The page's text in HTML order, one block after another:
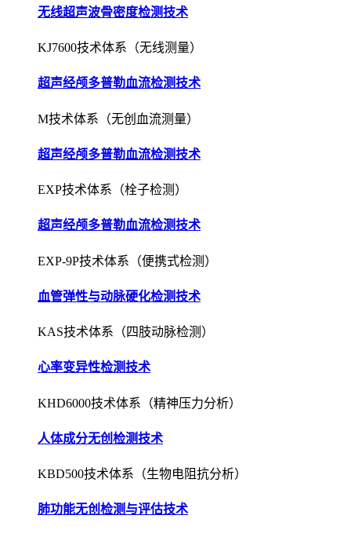
无线超声波骨密度检测技术
KJ7600技术体系（无线测量）
超声经颅多普勒血流检测技术
M技术体系（无创血流测量）
超声经颅多普勒血流检测技术
EXP技术体系（栓子检测）
超声经颅多普勒血流检测技术
EXP-9P技术体系（便携式检测）
血管弹性与动脉硬化检测技术
KAS技术体系（四肢动脉检测）
心率变异性检测技术
KHD6000技术体系（精神压力分析）
人体成分无创检测技术
KBD500技术体系（生物电阻抗分析）
肺功能无创检测与评估技术